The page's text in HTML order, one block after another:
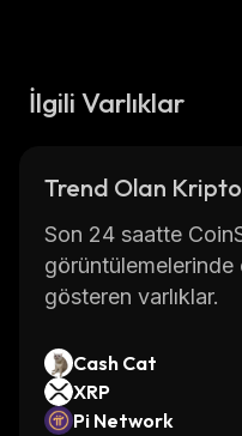
İlgili Varlıklar
Trend Olan
Son 24 saatte
gösteren varlıklar.
Cash Cat
XRP
Pi Network